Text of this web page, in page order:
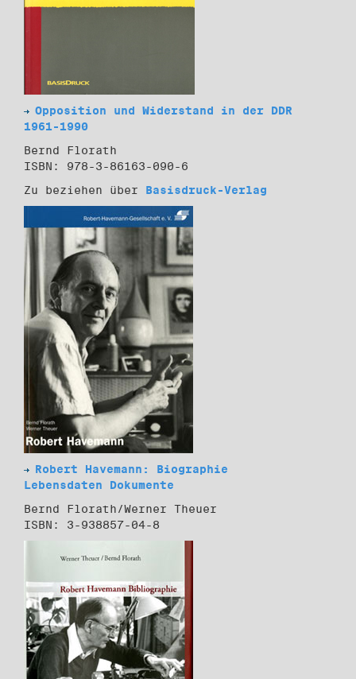
Opposition und Widerstand in der DDR
1961-1990
Bernd Florath
ISBN: 978-3-86163-090-6
Zu beziehen über Basisdruck-Verlag
Robert Havemann: Biographie
Lebensdaten Dokumente
Bernd Florath/Werner Theuer
ISBN: 3-938857-04-8